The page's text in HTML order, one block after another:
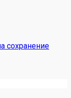
сохранение